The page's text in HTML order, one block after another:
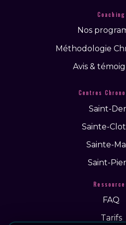
Coaching
Nos
Méthodologie
Avis &
Centres
Saint-
Sainte-
Sainte-
Saint-
FAQ
Tarifs